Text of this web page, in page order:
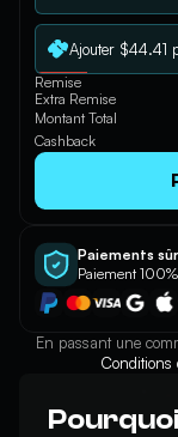
Ajouter $44.41
Remise
Extra Remise
Montant Total
Cashback
Paiements
Paiement
En passant une
Conditions